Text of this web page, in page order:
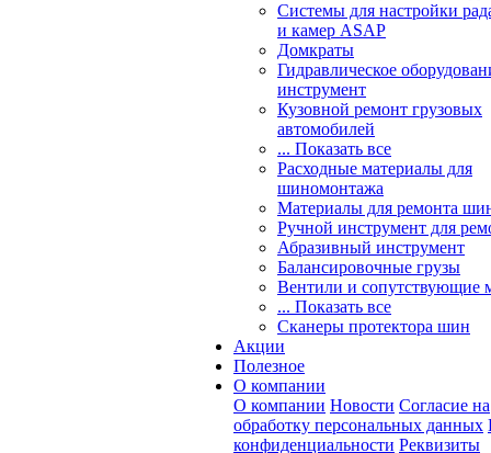
Системы для настройки
и камер ASAP
Домкраты
Гидравлическое
инструмент
Кузовной ремонт грузовых
автомобилей
... Показать все
Расходные материалы для
шиномонтажа
Материалы для ремонта
Ручной инструмент для
Абразивный инструмент
Балансировочные грузы
Вентили и сопутствующие
... Показать все
Сканеры протектора шин
Акции
Полезное
О компании
О компании Новости Согласие на
обработку персональных данных
конфиденциальности Реквизиты